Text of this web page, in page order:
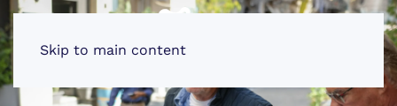
Skip to main content